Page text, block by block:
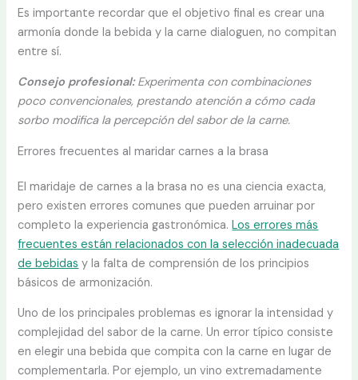
Es importante recordar que el objetivo final es crear una
armonía donde la bebida y la carne dialoguen, no compitan
entre sí.
Consejo profesional: Experimenta con combinaciones
poco convencionales, prestando atención a cómo cada
sorbo modifica la percepción del sabor de la carne.
Errores frecuentes al maridar carnes a la brasa
El maridaje de carnes a la brasa no es una ciencia exacta,
pero existen errores comunes que pueden arruinar por
completo la experiencia gastronómica.Los errores más
frecuentes están relacionados con la selección inadecuada
de bebidas y la falta de comprensión de los principios
básicos de armonización.
Uno de los principales problemas es ignorar la intensidad y
complejidad del sabor de la carne. Un error típico consiste
en elegir una bebida que compita con la carne en lugar de
complementarla. Por ejemplo, un vino extremadamente